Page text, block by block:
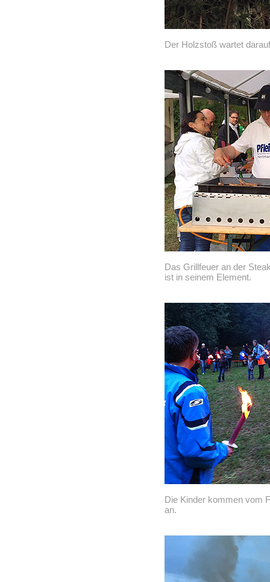
Der Holzstoß wartet
Das Grillfeuer an der
ist in seinem Element.
Die Kinder kommen vom
an.